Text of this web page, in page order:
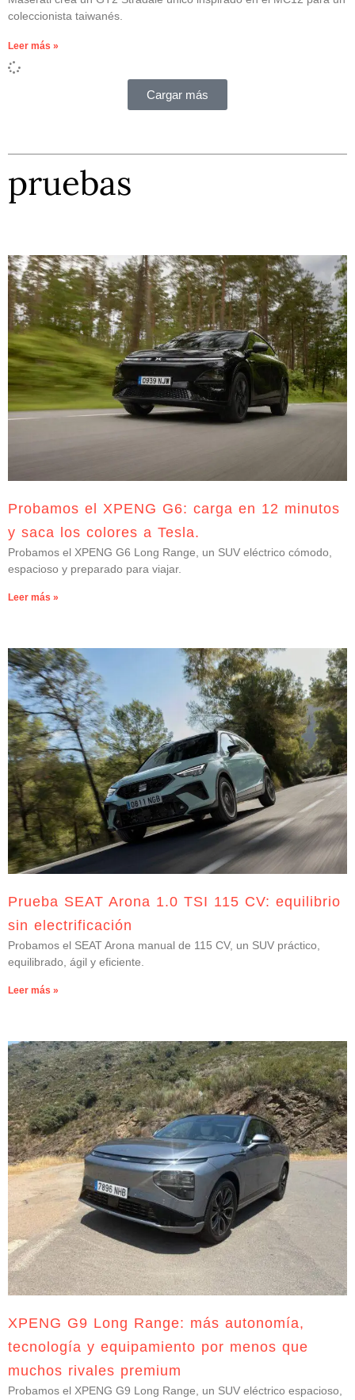
coleccionista taiwanés.
Leer más »
Cargar más
pruebas
Probamos el XPENG G6: carga en 12 minutos
y saca los colores a Tesla.
Probamos el XPENG G6 Long Range, un SUV eléctrico cómodo,
espacioso y preparado para viajar.
Leer más »
Prueba SEAT Arona 1.0 TSI 115 CV: equilibrio
sin electrificación
Probamos el SEAT Arona manual de 115 CV, un SUV práctico,
equilibrado, ágil y eficiente.
Leer más »
XPENG G9 Long Range: más autonomía,
tecnología y equipamiento por menos que
muchos rivales premium
Probamos el XPENG G9 Long Range, un SUV eléctrico espacioso,